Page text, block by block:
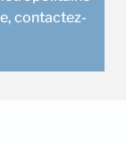
contactez-